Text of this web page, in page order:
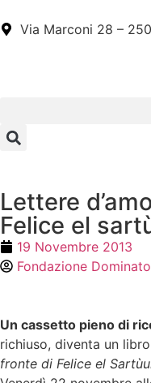
Via Marconi 28 –
Lettere
Felice el
19 Novembre 2013
Fondazione
Un cassetto pieno di
richiuso, diventa un
fronte di Felice el